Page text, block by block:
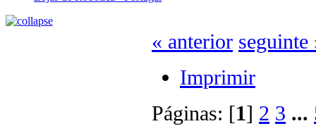
« anterior seguinte
Imprimir
Páginas: [1] 2 3 ...